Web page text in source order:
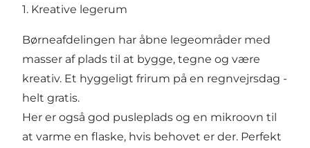
1. Kreative legerum
Børneafdelingen har åbne legeområder med
masser af plads til at bygge, tegne og være
kreativ. Et hyggeligt frirum på en regnvejrsdag -
helt gratis.
Her er også god pusleplads og en mikroovn til
at varme en flaske, hvis behovet er der. Perfekt